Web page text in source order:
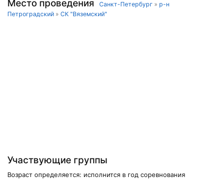
Место проведения Санкт-Петербург » р-н
Петроградский » СК "Вяземский"
Участвующие группы
Возраст определяется: исполнится в год соревнования